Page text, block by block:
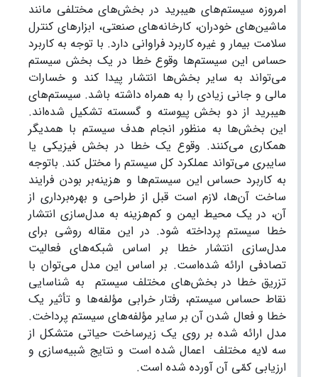
امروزه سیستم‌های هیبرید در بخش‌های مختلفی مانند
ماشین‌های خودران، کارخانه‌های صنعتی، ابزارهای کنترل
سلامت بیمار و غیره کاربرد فراوانی دارد. با توجه به کاربرد
حساس این سیستم‌ها وقوع خطا در یک بخش سیستم
می‌تواند به سایر بخش‌ها انتشار پیدا کند و خسارات
مالی و جانی زیادی را به همراه داشته باشد. سیستم‌های
هیبرید از دو بخش پیوسته و گسسته تشکیل شده‌اند.
این بخش‌ها به منظور انجام هدف سیستم با همدیگر
همکاری می‌کنند. وقوع یک خطا در بخش فیزیکی یا
سایبری می‌تواند عملکرد کل سیستم را مختل کند. باتوجه
به کاربرد حساس این سیستم‌ها و هزینه‌بر بودن فرایند
ساخت آن‌ها، لازم است قبل از طراحی و بهره‌برداری از
آن، در یک محیط ایمن و کم‌هزینه به مدل‌سازی انتشار
خطا سیستم پرداخته شود. در این مقاله روشی برای
مدل‌سازی انتشار خطا بر اساس شبکه‌های فعالیت
تصادفی ارائه شده‌است. بر اساس این مدل می‌توان با
تزریق خطا در بخش‌های مختلف سیستم به شناسایی
نقاط حساس سیستم، رفتار خرابی مؤلفه‌ها و تأثیر یک
خطا و فعال شدن آن بر سایر مؤلفه‌های سیستم پرداخت.
مدل ارائه شده بر روی یک زیرساخت حیاتی متشکل از
سه لایه مختلف اعمال شده است و نتایج شبیه‌سازی و
ارزیابی کمّی آن آورده شده است.